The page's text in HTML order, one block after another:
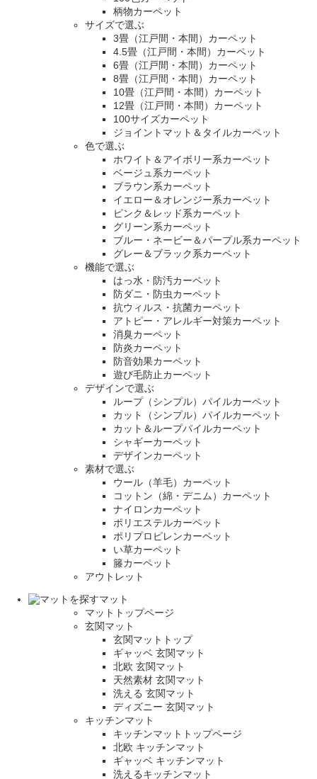
柄物カーペット
サイズで選ぶ
3畳（江戸間・本間）カーペット
4.5畳（江戸間・本間）カーペット
6畳（江戸間・本間）カーペット
8畳（江戸間・本間）カーペット
10畳（江戸間・本間）カーペット
12畳（江戸間・本間）カーペット
100サイズカーペット
ジョイントマット＆タイルカーペット
色で選ぶ
ホワイト＆アイボリー系カーペット
ベージュ系カーペット
ブラウン系カーペット
イエロー＆オレンジー系カーペット
ピンク＆レッド系カーペット
グリーン系カーペット
ブルー・ネービー＆パープル系カーペット
グレー＆ブラック系カーペット
機能で選ぶ
はっ水・防汚カーペット
防ダニ・防虫カーペット
抗ウィルス・抗菌カーペット
アトピー・アレルギー対策カーペット
消臭カーペット
防炎カーペット
防音効果カーペット
遊び毛防止カーペット
デザインで選ぶ
ループ（シンプル）パイルカーペット
カット（シンプル）パイルカーペット
カット＆ループパイルカーペット
シャギーカーペット
デザインカーペット
素材で選ぶ
ウール（羊毛）カーペット
コットン（綿・デニム）カーペット
ナイロンカーペット
ポリエステルカーペット
ポリプロピレンカーペット
い草カーペット
籐カーペット
アウトレット
マット
マットトップページ
玄関マット
玄関マットトップ
ギャッベ 玄関マット
北欧 玄関マット
天然素材 玄関マット
洗える 玄関マット
ディズニー 玄関マット
キッチンマット
キッチンマットトップページ
北欧 キッチンマット
ギャッベ キッチンマット
洗えるキッチンマット